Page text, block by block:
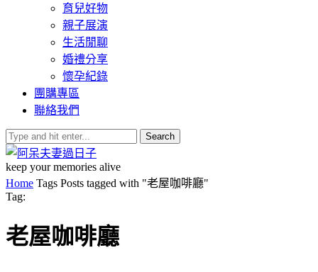
育兒好物
親子展演
生活閒聊
婚禮分享
懷孕紀錄
團購專區
聯絡我們
Search
keep your memories alive
Home Tags Posts tagged with "老屋咖啡廳"
Tag:
老屋咖啡廳